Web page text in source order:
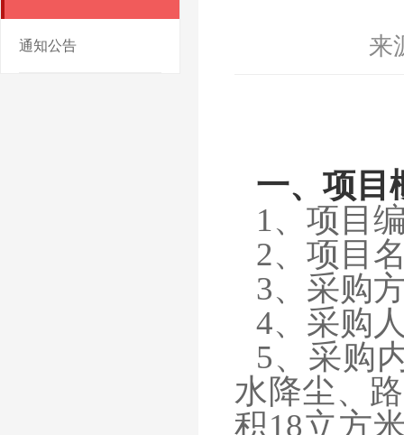
通知公告 来
一、项目
1、项目
2、项目
3、采购
4、采购
5、采购
水降尘、
积18立方